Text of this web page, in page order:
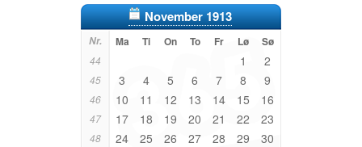
November 1913
Nr. Ma Ti On To Fr Lø Sø
44 1 2
45 3 4 5 6 7 8 9
46 10 11 12 13 14 15 16
47 17 18 19 20 21 22 23
48 24 25 26 27 28 29 30